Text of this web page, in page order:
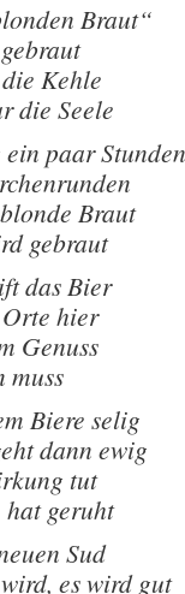
Braut“
Kehle
die Seele
paar Stunden
Braut
gebraut
das Bier
hier
Genuss
muss
Biere selig
dann ewig
tut
geruht
Sud
es wird gut